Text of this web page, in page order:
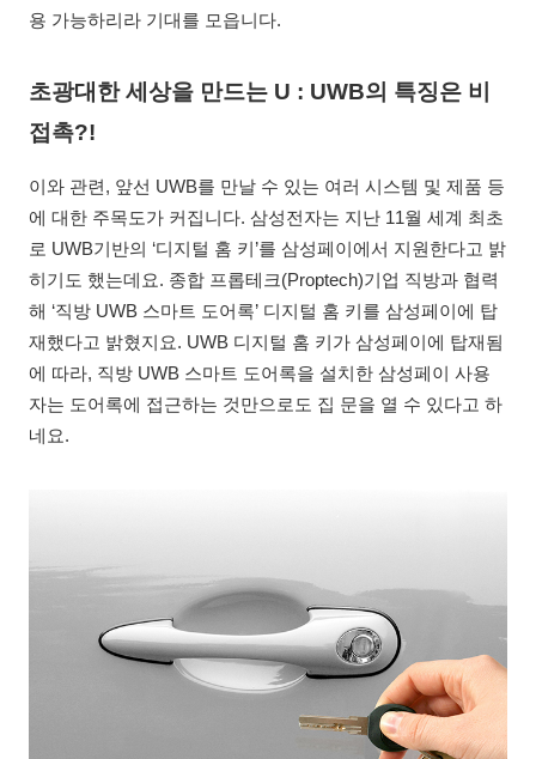
용 가능하리라 기대를 모읍니다.
초광대한 세상을 만드는 U : UWB의 특징은 비
접촉?!
이와 관련, 앞선 UWB를 만날 수 있는 여러 시스템 및 제품 등
에 대한 주목도가 커집니다. 삼성전자는 지난 11월 세계 최초
로 UWB기반의 ‘디지털 홈 키’를 삼성페이에서 지원한다고 밝
히기도 했는데요. 종합 프롭테크(Proptech)기업 직방과 협력
해 ‘직방 UWB 스마트 도어록’ 디지털 홈 키를 삼성페이에 탑
재했다고 밝혔지요. UWB 디지털 홈 키가 삼성페이에 탑재됨
에 따라, 직방 UWB 스마트 도어록을 설치한 삼성페이 사용
자는 도어록에 접근하는 것만으로도 집 문을 열 수 있다고 하
네요.